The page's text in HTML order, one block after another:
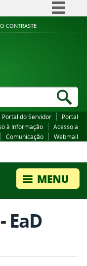
Simplifique!
Legislação
CONTRASTE
Portal do Servidor
Portal
à Informação
Acesso a
Comunicação Webmail
EaD